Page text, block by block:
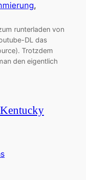
runterladen von
DL das
Trotzdem
den eigentlich